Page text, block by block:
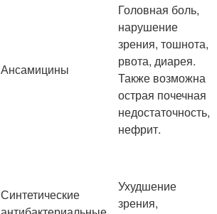
Ансамицины
Головная боль,
нарушение
зрения, тошнота,
рвота, диарея.
Также возможна
острая почечная
недостаточность,
нефрит.
Синтетические
Ухудшение
зрения,